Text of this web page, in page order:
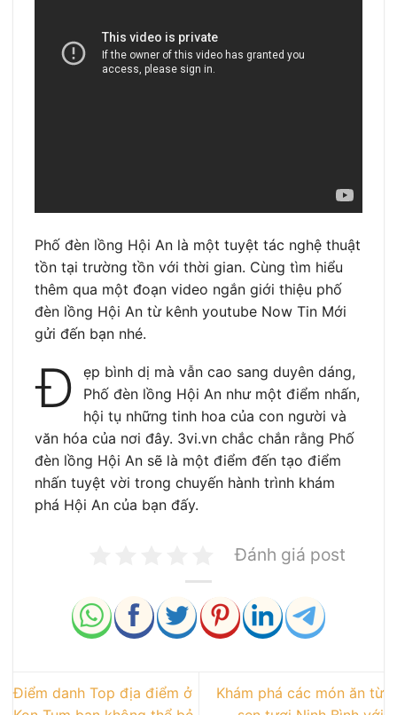
Phố đèn lồng Hội An là một tuyệt tác nghệ thuật
tồn tại trường tồn với thời gian. Cùng tìm hiểu
thêm qua một đoạn video ngắn giới thiệu phố
đèn lồng Hội An từ kênh youtube Now Tin Mới
gửi đến bạn nhé.
Đ
ẹp bình dị mà vẫn cao sang duyên dáng,
Phố đèn lồng Hội An như một điểm nhấn,
hội tụ những tinh hoa của con người và
văn hóa của nơi đây. 3vi.vn chắc chắn rằng Phố
đèn lồng Hội An sẽ là một điểm đến tạo điểm
nhấn tuyệt vời trong chuyến hành trình khám
phá Hội An của bạn đấy.
Đánh giá post
Điểm danh Top địa điểm ở
Khám phá các món ăn từ